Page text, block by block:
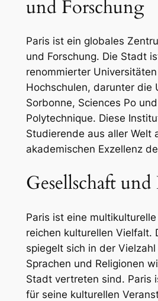
und Forschung
Paris ist ein globales
und Forschung. Die Stadt
renommierter
Hochschulen, darunter die
Sorbonne, Sciences Po
Polytechnique. Diese
Studierende aus aller Welt
akademischen Exzellenz
Gesellschaft
Paris ist eine
reichen kulturellen Vielfalt.
spiegelt sich in der
Sprachen und Religionen
Stadt vertreten sind. Paris
für seine kulturellen